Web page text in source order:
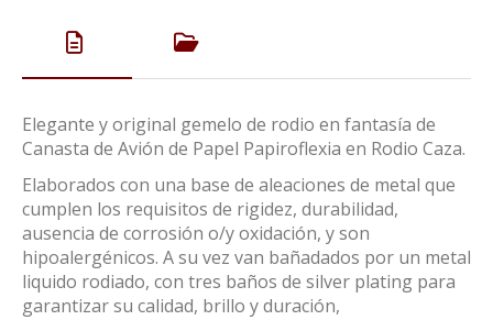
Elegante y original gemelo de rodio en fantasía de
Canasta de Avión de Papel Papiroflexia en Rodio Caza.
Elaborados con una base de aleaciones de metal que
cumplen los requisitos de rigidez, durabilidad,
ausencia de corrosión o/y oxidación, y son
hipoalergénicos. A su vez van bañadados por un metal
liquido rodiado, con tres baños de silver plating para
garantizar su calidad, brillo y duración,